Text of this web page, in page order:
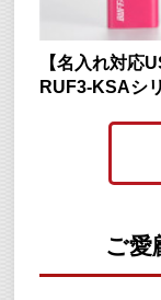
【名入れ対応
RUF3-KSAシ
ご愛